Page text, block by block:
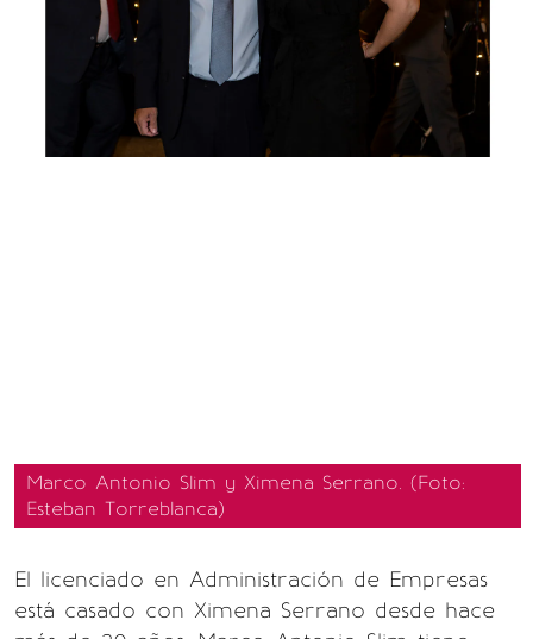
Marco Antonio Slim y Ximena Serrano. (Foto:
Esteban Torreblanca)
El licenciado en Administración de Empresas
está casado con Ximena Serrano desde hace